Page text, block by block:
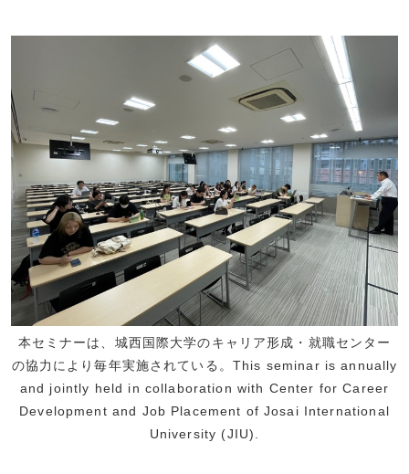
本セミナーは、城西国際大学のキャリア形成・就職センター
の協力により毎年実施されている。This seminar is annually
and jointly held in collaboration with Center for Career
Development and Job Placement of Josai International
University (JIU).